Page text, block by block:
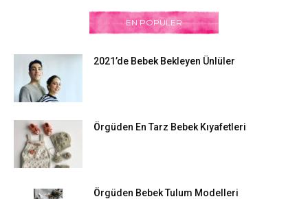
EN POPÜLER
2021’de Bebek Bekleyen Ünlüler
Örgüden En Tarz Bebek Kıyafetleri
Örgüden Bebek Tulum Modelleri